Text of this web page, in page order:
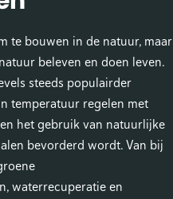
te bouwen in de natuur, maar
beleven en doen leven.
steeds populairder
temperatuur regelen met
het gebruik van natuurlijke
bevorderd wordt. Van bij
waterrecuperatie en